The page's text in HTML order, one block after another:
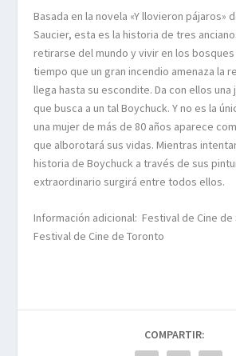
Basada en la novela «Y llovieron pájaros»
Saucier, esta es la historia de tres
retirarse del mundo y vivir en los bosques
tiempo que un gran incendio amenaza la
llega hasta su escondite. Da con ellos
que busca a un tal Boychuck. Y no es la
una mujer de más de 80 años aparece
que alborotará sus vidas. Mientras
historia de Boychuck a través de sus
extraordinario surgirá entre todos ellos.
Información adicional: Festival de Cine de
Festival de Cine de Toronto
COMPARTIR: